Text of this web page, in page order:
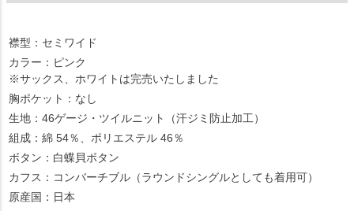
襟型：セミワイド
カラー：ピンク
※サックス、ホワイトは完売いたしました
胸ポケット：なし
生地：46ゲージ・ツイルニット（汗ジミ防止加工）
組成：綿 54％、ポリエステル 46％
ボタン：白蝶貝ボタン
カフス：コンバーチブル（ラウンドシングルとしても着用可）
原産国：日本